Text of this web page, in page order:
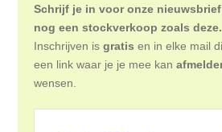
Schrijf je in voor onze
nog een stockverkoop zoals deze.
Inschrijven isgratis en in elke mail
een link waar je je mee kan
wensen.